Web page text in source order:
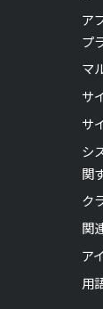
ア
プ
マ
サ
サ
シ
関
ク
関
ア
用